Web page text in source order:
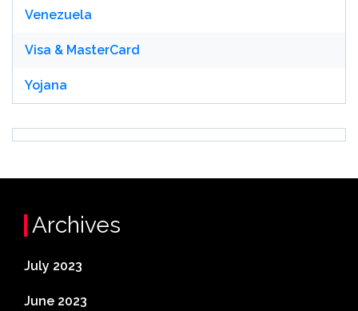
Venezuela
Visa & MasterCard
Yojana
Archives
July 2023
June 2023